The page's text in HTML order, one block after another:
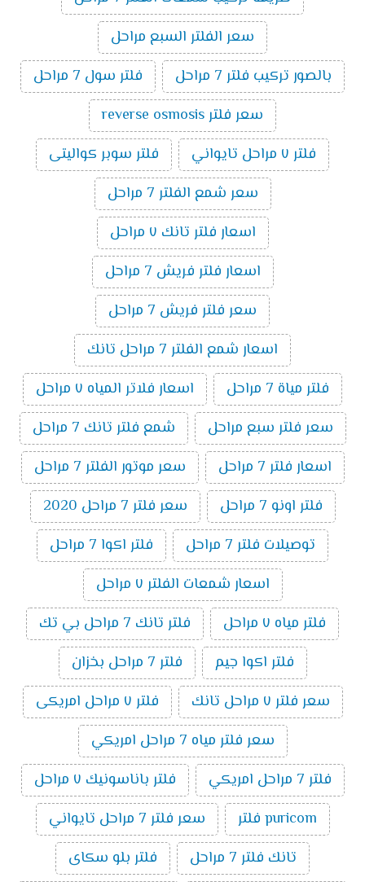
سعر الفلتر السبع مراحل
بالصور تركيب فلتر 7 مراحل
فلتر سول 7 مراحل
سعر فلتر reverse osmosis
فلتر ٧ مراحل تايواني
فلتر سوبر كواليتى
سعر شمع الفلتر 7 مراحل
اسعار فلتر تانك ٧ مراحل
اسعار فلتر فريش 7 مراحل
سعر فلتر فريش 7 مراحل
اسعار شمع الفلتر 7 مراحل تانك
فلتر مياة 7 مراحل
اسعار فلاتر المياه ٧ مراحل
سعر فلتر سبع مراحل
شمع فلتر تانك 7 مراحل
اسعار فلتر 7 مراحل
سعر موتور الفلتر 7 مراحل
فلتر اونو 7 مراحل
سعر فلتر 7 مراحل 2020
توصيلات فلتر 7 مراحل
فلتر اكوا 7 مراحل
اسعار شمعات الفلتر ٧ مراحل
فلتر مياه ٧ مراحل
فلتر تانك 7 مراحل بي تك
فلتر اكوا جيم
فلتر 7 مراحل بخزان
سعر فلتر ٧ مراحل تانك
فلتر ٧ مراحل امريكى
سعر فلتر مياه 7 مراحل امريكي
فلتر 7 مراحل امريكي
فلتر باناسونيك ٧ مراحل
puricom فلتر
سعر فلتر 7 مراحل تايواني
تانك فلتر 7 مراحل
فلتر بلو سكاى